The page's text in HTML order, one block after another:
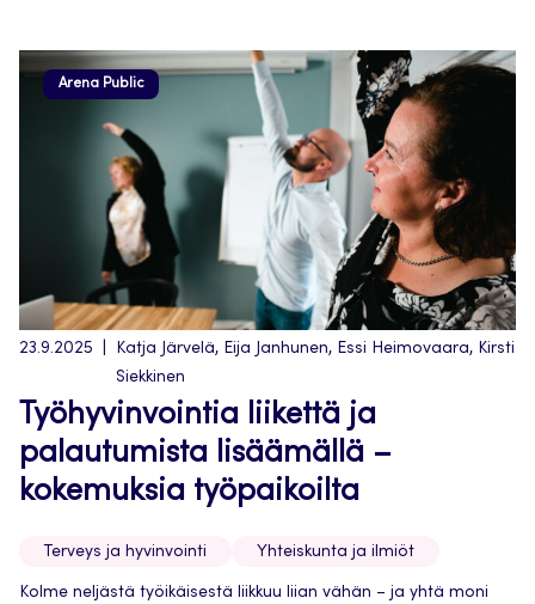
Arena Public
23.9.2025
Katja Järvelä, Eija Janhunen, Essi Heimovaara, Kirsti
Siekkinen
Työhyvinvointia liikettä ja
palautumista lisäämällä –
kokemuksia työpaikoilta
Terveys ja hyvinvointi Yhteiskunta ja ilmiöt
Kolme neljästä työikäisestä liikkuu liian vähän – ja yhtä moni